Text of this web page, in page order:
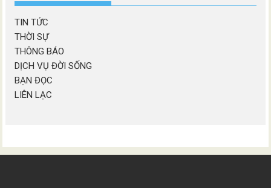
TIN TỨC
THỜI SỰ
THÔNG BÁO
DỊCH VỤ ĐỜI SỐNG
BẠN ĐỌC
LIÊN LẠC